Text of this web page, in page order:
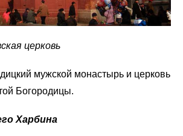
церковь
мужской монастырь и церковь
Богородицы.
Харбина